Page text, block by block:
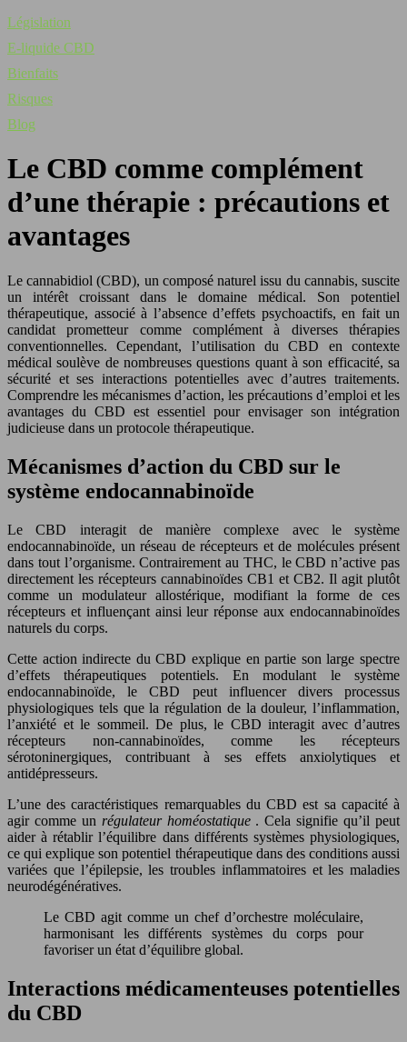
Législation
E-liquide CBD
Bienfaits
Risques
Blog
Le CBD comme complément
d’une thérapie : précautions et
avantages
Le cannabidiol (CBD), un composé naturel issu du cannabis, suscite
un intérêt croissant dans le domaine médical. Son potentiel
thérapeutique, associé à l’absence d’effets psychoactifs, en fait un
candidat prometteur comme complément à diverses thérapies
conventionnelles. Cependant, l’utilisation du CBD en contexte
médical soulève de nombreuses questions quant à son efficacité, sa
sécurité et ses interactions potentielles avec d’autres traitements.
Comprendre les mécanismes d’action, les précautions d’emploi et les
avantages du CBD est essentiel pour envisager son intégration
judicieuse dans un protocole thérapeutique.
Mécanismes d’action du CBD sur le
système endocannabinoïde
Le CBD interagit de manière complexe avec le système
endocannabinoïde, un réseau de récepteurs et de molécules présent
dans tout l’organisme. Contrairement au THC, le CBD n’active pas
directement les récepteurs cannabinoïdes CB1 et CB2. Il agit plutôt
comme un modulateur allostérique, modifiant la forme de ces
récepteurs et influençant ainsi leur réponse aux endocannabinoïdes
naturels du corps.
Cette action indirecte du CBD explique en partie son large spectre
d’effets thérapeutiques potentiels. En modulant le système
endocannabinoïde, le CBD peut influencer divers processus
physiologiques tels que la régulation de la douleur, l’inflammation,
l’anxiété et le sommeil. De plus, le CBD interagit avec d’autres
récepteurs non-cannabinoïdes, comme les récepteurs
sérotoninergiques, contribuant à ses effets anxiolytiques et
antidépresseurs.
L’une des caractéristiques remarquables du CBD est sa capacité à
agir comme un régulateur homéostatique . Cela signifie qu’il peut
aider à rétablir l’équilibre dans différents systèmes physiologiques,
ce qui explique son potentiel thérapeutique dans des conditions aussi
variées que l’épilepsie, les troubles inflammatoires et les maladies
neurodégénératives.
Le CBD agit comme un chef d’orchestre moléculaire,
harmonisant les différents systèmes du corps pour
favoriser un état d’équilibre global.
Interactions médicamenteuses potentielles
du CBD